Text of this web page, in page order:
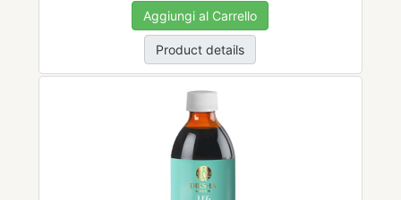
Aggiungi al Carrello
Product details